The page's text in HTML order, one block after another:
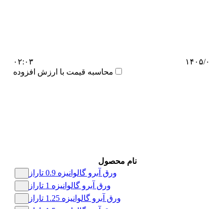
۰۳/۱۸
۰۲:۰۳
محاسبه قیمت با ارزش افزوده
نام محصول
ورق آبرو گالوانیزه 0.9 تاراز
ورق آبرو گالوانیزه 1 تاراز
ورق آبرو گالوانیزه 1.25 تاراز